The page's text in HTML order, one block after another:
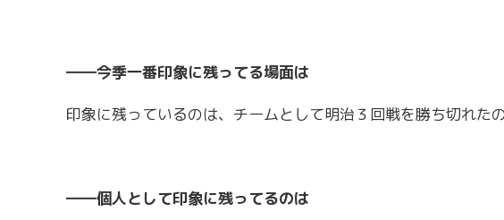
――今季一番印象に残ってる場面は
印象に残っているのは、チームとして明治３回戦を勝ち切れた
――個人として印象に残ってるのは